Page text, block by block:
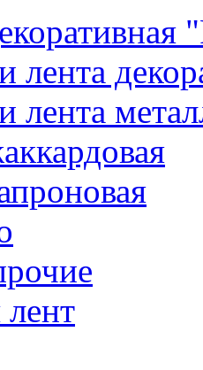
лента
лента